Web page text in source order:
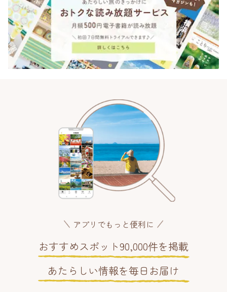
アプリでもっと便利に
おすすめスポット90,000件を掲載
あたらしい情報を毎日お届け